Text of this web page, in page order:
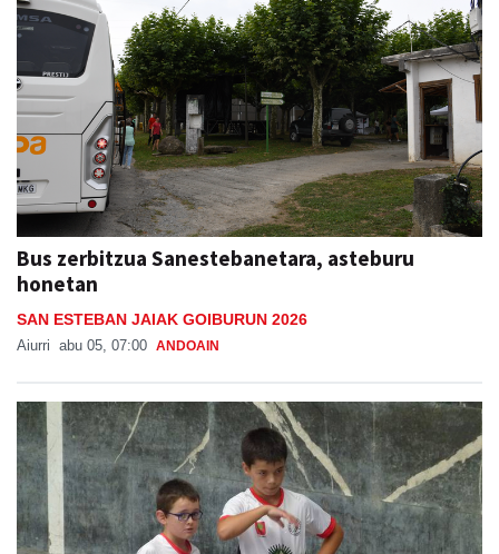
Bus zerbitzua Sanestebanetara, asteburu
honetan
SAN ESTEBAN JAIAK GOIBURUN 2026
Aiurri abu 05, 07:00 ANDOAIN